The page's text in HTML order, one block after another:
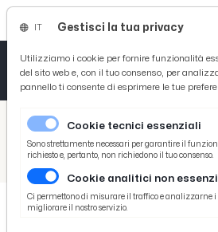
/ Picenotime
/ Eventi e Cultura
Torna il Sibylla Folk Festival: la tradizione e la
Gestisci la tua privacy
Utilizziamo i cookie per fornire funzionalità
del sito web e, con il tuo consenso, per
pannello ti consente di esprimere le tue
Cookie tecnici essenziali
Sono strettamente necessari per garantire il
richiesto e, pertanto, non richiedono il tuo consenso.
Cookie analitici non
Ci permettono di misurare il traffico e analizzarne i
migliorare il nostro servizio.
Tutto News
Tutto Sport
Basket
Ciclismo
Tutto Curiosità